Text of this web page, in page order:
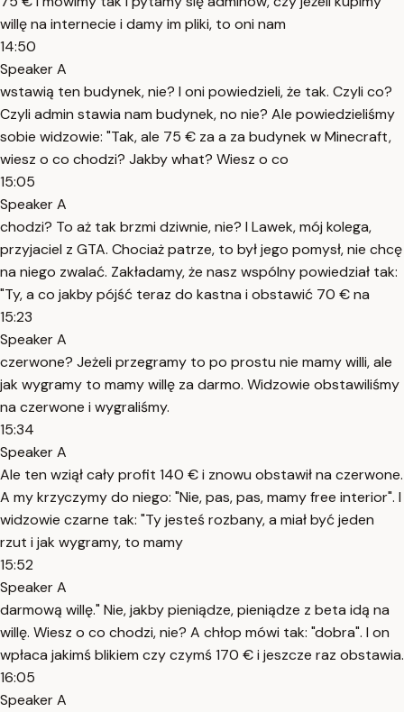
willę na internecie i damy im pliki, to oni nam
14:50
Speaker A
wstawią ten budynek, nie? I oni powiedzieli, że tak. Czyli co?
Czyli admin stawia nam budynek, no nie? Ale powiedzieliśmy
sobie widzowie: "Tak, ale 75 € za a za budynek w Minecraft,
wiesz o co chodzi? Jakby what? Wiesz o co
15:05
Speaker A
chodzi? To aż tak brzmi dziwnie, nie? I Lawek, mój kolega,
przyjaciel z GTA. Chociaż patrze, to był jego pomysł, nie chcę
na niego zwalać. Zakładamy, że nasz wspólny powiedział tak:
"Ty, a co jakby pójść teraz do kastna i obstawić 70 € na
15:23
Speaker A
czerwone? Jeżeli przegramy to po prostu nie mamy willi, ale
jak wygramy to mamy willę za darmo. Widzowie obstawiliśmy
na czerwone i wygraliśmy.
15:34
Speaker A
Ale ten wziął cały profit 140 € i znowu obstawił na czerwone.
A my krzyczymy do niego: "Nie, pas, pas, mamy free interior". I
widzowie czarne tak: "Ty jesteś rozbany, a miał być jeden
rzut i jak wygramy, to mamy
15:52
Speaker A
darmową willę." Nie, jakby pieniądze, pieniądze z beta idą na
willę. Wiesz o co chodzi, nie? A chłop mówi tak: "dobra". I on
wpłaca jakimś blikiem czy czymś 170 € i jeszcze raz obstawia.
16:05
Speaker A